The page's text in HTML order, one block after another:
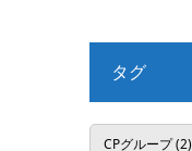
タグ
CPグループ(2)